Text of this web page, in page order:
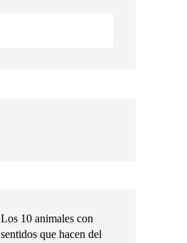
Los 10 animales con
sentidos que hacen del